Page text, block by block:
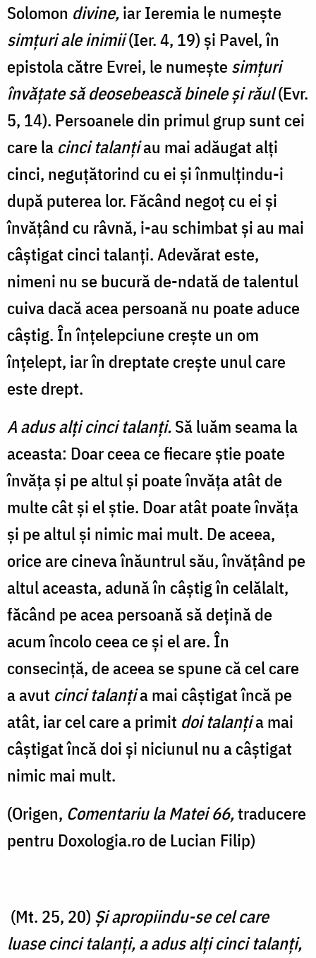
Solomon divine,iar Ieremia le numește
simțuri ale inimii(Ier. 4, 19) și Pavel, în
epistola către Evrei, le numeștesimţuri
învăţate să deosebească binele şi răul(Evr.
5, 14). Persoanele din primul grup sunt cei
care la cinci talanțiau mai adăugat alți
cinci, neguțătorind cu ei și înmulțindu-i
după puterea lor. Făcând negoț cu ei și
învățând cu râvnă, i-au schimbat și au mai
câștigat cinci talanți. Adevărat este,
nimeni nu se bucură de-ndată de talentul
cuiva dacă acea persoană nu poate aduce
câștig. În înțelepciune crește un om
înțelept, iar în dreptate crește unul care
este drept.
A adus alţi cinci talanţi.Să luăm seama la
aceasta: Doar ceea ce fiecare știe poate
învăța și pe altul și poate învăța atât de
multe cât și el știe. Doar atât poate învăța
și pe altul și nimic mai mult. De aceea,
orice are cineva înăuntrul său, învățând pe
altul aceasta, adună în câștig în celălalt,
făcând pe acea persoană să dețină de
acum încolo ceea ce și el are. În
consecință, de aceea se spune că cel care
a avut cinci talanția mai câștigat încă pe
atât, iar cel care a primit doi talanția mai
câștigat încă doi și niciunul nu a câștigat
nimic mai mult.
(Origen, Comentariu la Matei 66,traducere
pentru Doxologia.ro de Lucian Filip)
(Mt. 25, 20) Şi apropiindu-se cel care
luase cinci talanţi, a adus alţi cinci talanţi,